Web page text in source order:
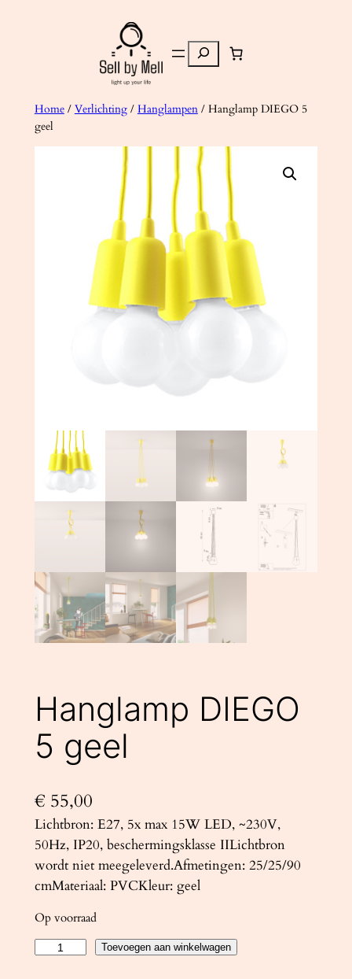
Zoeken
Home/ Verlichting/ Hanglampen/ Hanglamp DIEGO 5
geel
Hanglamp DIEGO
5 geel
€ 55,00
Lichtbron: E27, 5x max 15W LED, ~230V,
50Hz, IP20, beschermingsklasse IILichtbron
wordt niet meegeleverd.Afmetingen: 25/25/90
cmMateriaal: PVCKleur: geel
Op voorraad
Toevoegen aan winkelwagen